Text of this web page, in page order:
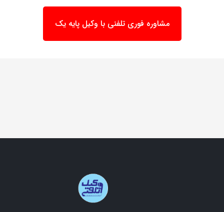
مشاوره فوری تلفنی با وکیل پایه یک